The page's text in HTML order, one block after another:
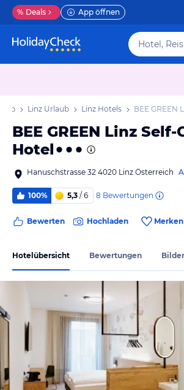
% Deals App öffnen
Linz Urlaub Linz Hotels BEE GREEN
BEE GREEN Linz
Hotel
Hanuschstrasse 32 4020 Linz Österreich
100% 5,3 / 6 8 Bewertungen
Bewerten Hochladen Merken
Hotelübersicht Bewertungen Bilder